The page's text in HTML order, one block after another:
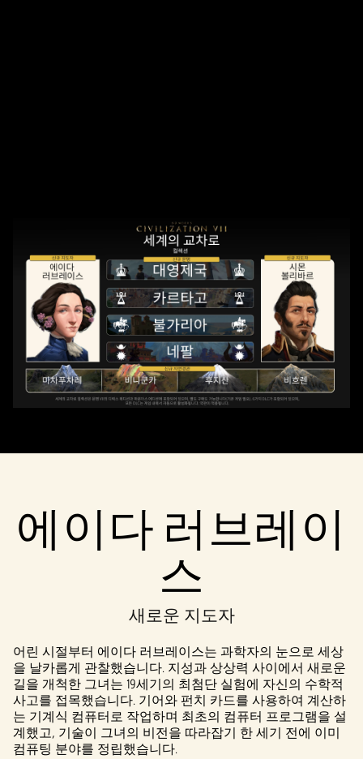
의 개인 정보
보호정책
에
동의하는 것
으로 간주되
며, 데이터가
Google 서버로
전송됩니다.
에이다 러브레이
스
새로운 지도자
어린 시절부터 에이다 러브레이스는 과학자의 눈으로 세상
을 날카롭게 관찰했습니다. 지성과 상상력 사이에서 새로운
길을 개척한 그녀는 19세기의 최첨단 실험에 자신의 수학적
사고를 접목했습니다. 기어와 펀치 카드를 사용하여 계산하
는 기계식 컴퓨터로 작업하며 최초의 컴퓨터 프로그램을 설
계했고, 기술이 그녀의 비전을 따라잡기 한 세기 전에 이미
컴퓨팅 분야를 정립했습니다.